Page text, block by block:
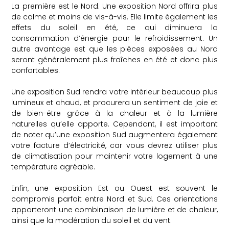
La première est le Nord. Une exposition Nord offrira plus
de calme et moins de vis-à-vis. Elle limite également les
effets du soleil en été, ce qui diminuera la
consommation d’énergie pour le refroidissement. Un
autre avantage est que les pièces exposées au Nord
seront généralement plus fraîches en été et donc plus
confortables.
Une exposition Sud rendra votre intérieur beaucoup plus
lumineux et chaud, et procurera un sentiment de joie et
de bien-être grâce à la chaleur et à la lumière
naturelles qu’elle apporte. Cependant, il est important
de noter qu’une exposition Sud augmentera également
votre facture d’électricité, car vous devrez utiliser plus
de climatisation pour maintenir votre logement à une
température agréable.
Enfin, une exposition Est ou Ouest est souvent le
compromis parfait entre Nord et Sud. Ces orientations
apporteront une combinaison de lumière et de chaleur,
ainsi que la modération du soleil et du vent.